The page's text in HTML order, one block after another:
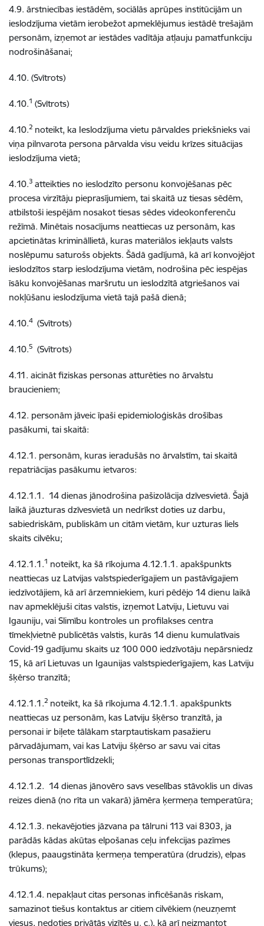
4.9. ārstniecības iestādēm, sociālās aprūpes institūcijām un
ieslodzījuma vietām ierobežot apmeklējumus iestādē trešajām
personām, izņemot ar iestādes vadītāja atļauju pamatfunkciju
nodrošināšanai;
4.10. (Svītrots)
4.10.1 (Svītrots)
4.10.2 noteikt, ka Ieslodzījuma vietu pārvaldes priekšnieks vai
viņa pilnvarota persona pārvalda visu veidu krīzes situācijas
ieslodzījuma vietā;
4.10.3 atteikties no ieslodzīto personu konvojēšanas pēc
procesa virzītāju pieprasījumiem, tai skaitā uz tiesas sēdēm,
atbilstoši iespējām nosakot tiesas sēdes videokonferenču
režīmā. Minētais nosacījums neattiecas uz personām, kas
apcietinātas krimināllietā, kuras materiālos iekļauts valsts
noslēpumu saturošs objekts. Šādā gadījumā, kā arī konvojējot
ieslodzītos starp ieslodzījuma vietām, nodrošina pēc iespējas
īsāku konvojēšanas maršrutu un ieslodzītā atgriešanos vai
nokļūšanu ieslodzījuma vietā tajā pašā dienā;
4.10.4(Svītrots)
4.10.5 (Svītrots)
4.11. aicināt fiziskas personas atturēties no ārvalstu
braucieniem;
4.12. personām jāveic īpaši epidemioloģiskās drošības
pasākumi, tai skaitā:
4.12.1. personām, kuras ieradušās no ārvalstīm, tai skaitā
repatriācijas pasākumu ietvaros:
4.12.1.1. 14 dienas jānodrošina pašizolācija dzīvesvietā. Šajā
laikā jāuzturas dzīvesvietā un nedrīkst doties uz darbu,
sabiedriskām, publiskām un citām vietām, kur uzturas liels
skaits cilvēku;
4.12.1.1.1 noteikt, ka šā rīkojuma 4.12.1.1. apakšpunkts
neattiecas uz Latvijas valstspiederīgajiem un pastāvīgajiem
iedzīvotājiem, kā arī ārzemniekiem, kuri pēdējo 14 dienu laikā
nav apmeklējuši citas valstis, izņemot Latviju, Lietuvu vai
Igauniju, vai Slimību kontroles un profilakses centra
tīmekļvietnē publicētās valstis, kurās 14 dienu kumulatīvais
Covid-19 gadījumu skaits uz 100 000 iedzīvotāju nepārsniedz
15, kā arī Lietuvas un Igaunijas valstspiederīgajiem, kas Latviju
šķērso tranzītā;
4.12.1.1.2 noteikt, ka šā rīkojuma 4.12.1.1. apakšpunkts
neattiecas uz personām, kas Latviju šķērso tranzītā, ja
personai ir biļete tālākam starptautiskam pasažieru
pārvadājumam, vai kas Latviju šķērso ar savu vai citas
personas transportlīdzekli;
4.12.1.2. 14 dienas jānovēro savs veselības stāvoklis un divas
reizes dienā (no rīta un vakarā) jāmēra ķermeņa temperatūra;
4.12.1.3. nekavējoties jāzvana pa tālruni 113 vai 8303, ja
parādās kādas akūtas elpošanas ceļu infekcijas pazīmes
(klepus, paaugstināta ķermeņa temperatūra (drudzis), elpas
trūkums);
4.12.1.4. nepakļaut citas personas inficēšanās riskam,
samazinot tiešus kontaktus ar citiem cilvēkiem (neuzņemt
viesus, nedoties privātās vizītēs u. c.), kā arī neizmantot